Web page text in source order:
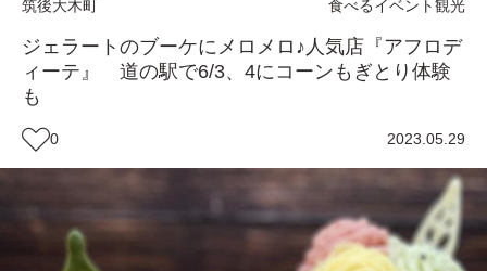
筑後大木町 食べるイベント観光
ジェラートのブーケにメロメロ♪人気店『アフロデ
ィーテ』 道の駅で6/3、4にコーンもぎとり体験
も
0 2023.05.29